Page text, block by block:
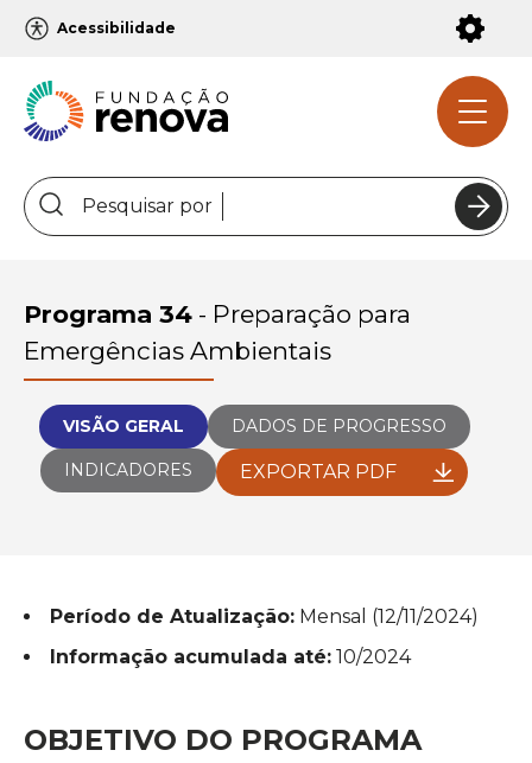
INSTITUCIONAL
GOVERNANÇA
PROGRAMAS
GESTÃO FINANCEIRA
Pesquisar por
Acessibilidade
Programa 34 - Preparação para
Emergências Ambientais
VISÃO GERAL DADOS DE PROGRESSO
INDICADORES EXPORTAR PDF
Período de Atualização: Mensal (12/11/2024)
Informação acumulada até: 10/2024
OBJETIVO DO PROGRAMA